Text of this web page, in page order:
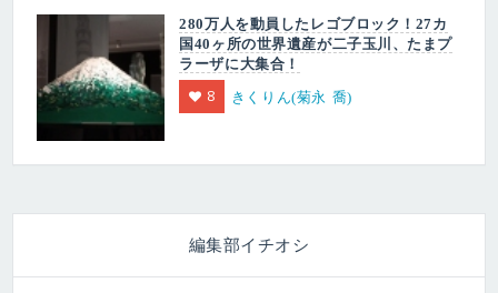
280万人を動員したレゴブロック！27カ
国40ヶ所の世界遺産が二子玉川、たまプ
ラーザに大集合！
8 きくりん(菊永 喬)
編集部イチオシ